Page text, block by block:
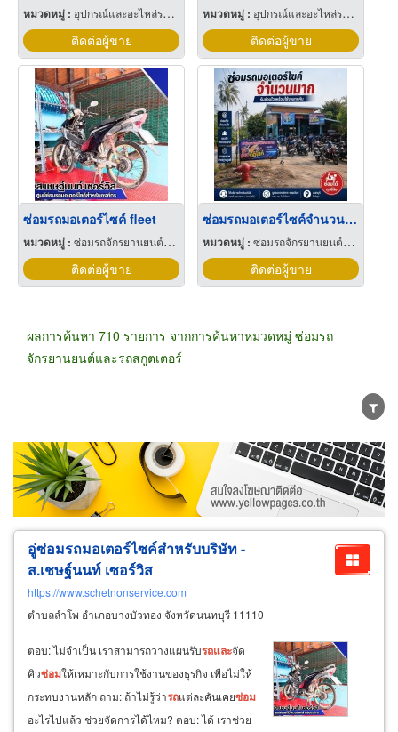
หมวดหมู่ : อุปกรณ์และอะไหล่รถจักรยานยนต์และรถสกูตเตอร์
ติดต่อผู้ขาย
หมวดหมู่ : อุปกรณ์และอะไหล่รถจักรยานยนต์และรถสกูตเตอร์
ติดต่อผู้ขาย
ซ่อมรถมอเตอร์ไซค์ fleet
หมวดหมู่ : ซ่อมรถจักรยานยนต์และรถสกูตเตอร์
ติดต่อผู้ขาย
ซ่อมรถมอเตอร์ไซค์จำนวนมาก
หมวดหมู่ :ซ่อมรถจักรยานยนต์และรถสกูตเตอร์
ติดต่อผู้ขาย
ผลการค้นหา 710 รายการ จากการค้นหาหมวดหมู่ ซ่อมรถ
จักรยานยนต์และรถสกูตเตอร์
ขายส่ง ขายปลีก ผู้ผลิต
ตัวแทนจัดจำหน่าย
ผู้ส่งออก/นำเข้า
ธุรกิจบริการ
อู่ซ่อมรถมอเตอร์ไซค์สำหรับบริษัท -
ส.เชษฐ์นนท์ เซอร์วิส
https://www.schetnonservice.com
ตำบลลำโพ อำเภอบางบัวทอง จังหวัดนนทบุรี 11110
ตอบ: ไม่จำเป็น เราสามารถวางแผนรับรถและจัด
คิวซ่อมให้เหมาะกับการใช้งานของธุรกิจ เพื่อไม่ให้
กระทบงานหลัก ถาม: ถ้าไม่รู้ว่ารถแต่ละคันเคยซ่อม
อะไรไปแล้ว ช่วยจัดการได้ไหม? ตอบ: ได้ เราช่วย